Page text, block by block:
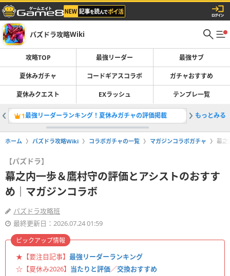
パズドラ攻略Wiki
攻略TOP 最強リーダー 最強サブ
夏休みガチャ コードギアスコラボ ガチャおすすめ
夏休みクエスト EXラッシュ テンプレ一覧
1最強リーダーランキング！夏休みガチャの評価掲載 2コード
もっとみる
ホーム パズドラ攻略Wiki コラボガチャの一覧 マガジンコラボガチャ 幕之
【パズドラ】
幕之内一歩＆鷹村守の評価とアシストのおすす
め｜マガジンコラボ
パズドラ攻略班
最終更新日：2026.07.24 01:59
★【要注目記事】 最強リーダーランキング
☆【夏休み2026】 当たりと評価／交換おすすめ
ピックアップ情報